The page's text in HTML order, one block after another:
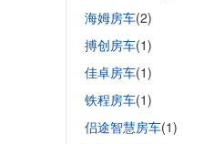
海姆房车(2)
搏创房车(1)
佳卓房车(1)
铁程房车(1)
侣途智慧房车(1)